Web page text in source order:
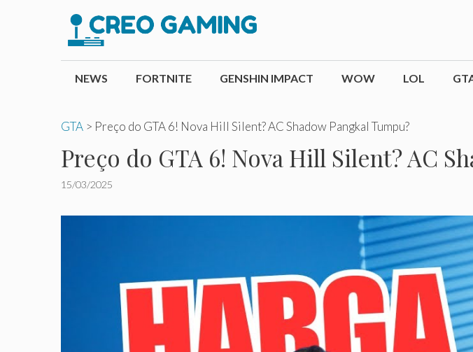
conteúdo
NEWS FORTNITE GENSHIN IMPACT WOW LOL
GTA > Preço do GTA 6! Nova Hill Silent? AC Shadow Pangkal Tumpu?
Preço do GTA 6! Nova Hill Silent? AC
15/03/2025